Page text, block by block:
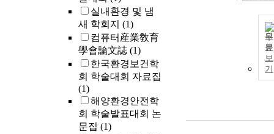
실내환경 및 냄
새 학회지 (1)
컴퓨터産業敎育
學會論文誌 (1)
한국환경보건학
회 학술대회 자료집
(1)
해양환경안전학
회 학술발표대회 논
문집 (1)
원
문
보
기